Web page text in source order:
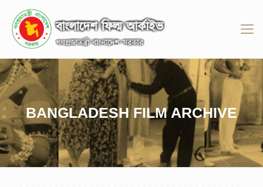
BANGLADESH FILM ARCHIVE